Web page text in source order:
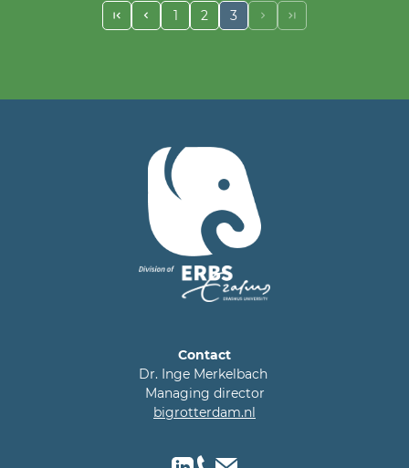
1 2 3
Contact
Dr. Inge Merkelbach
Managing director
bigrotterdam.nl